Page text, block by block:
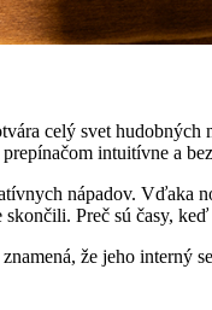
celý svet
intuitívne a
nápadov. Vďaka
Preč sú časy,
že jeho interný